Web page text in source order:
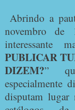
Abrindo a
novembro de
interessante
PUBLICAR
DIZEM?”
especialmente
disputam lugar